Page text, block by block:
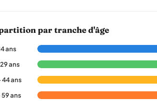
par tranche d'âge
ans
ans
44 ans
59 ans